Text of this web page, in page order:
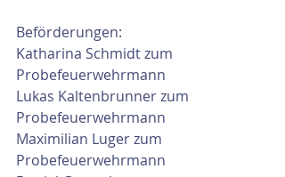
Beförderungen:
Katharina Schmidt zum
Probefeuerwehrmann
Lukas Kaltenbrunner zum
Probefeuerwehrmann
Maximilian Luger zum
Probefeuerwehrmann